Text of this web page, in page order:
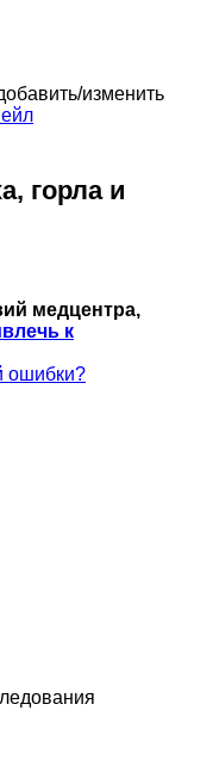
изменить
горла и
медцентра,
к
ошибки?